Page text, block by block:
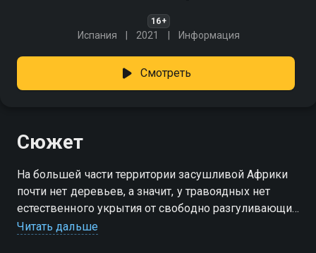
16+
Испания 2021 Информация
Смотреть
Сюжет
На большей части территории засушливой Африки
почти нет деревьев, а значит, у травоядных нет
естественного укрытия от свободно разгуливающих
хищников. Но в южных частях Африки есть другая
Читать дальше